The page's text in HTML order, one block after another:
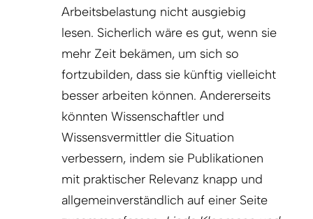
Arbeitsbelastung nicht ausgiebig
lesen. Sicherlich wäre es gut, wenn sie
mehr Zeit bekämen, um sich so
fortzubilden, dass sie künftig vielleicht
besser arbeiten können. Andererseits
könnten Wissenschaftler und
Wissensvermittler die Situation
verbessern, indem sie Publikationen
mit praktischer Relevanz knapp und
allgemeinverständlich auf einer Seite